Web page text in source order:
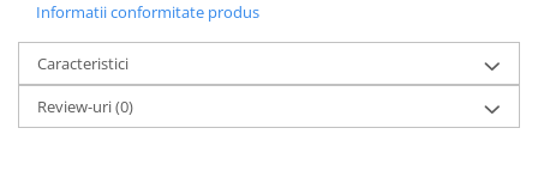
Informatii conformitate produs
Caracteristici
Review-uri(0)